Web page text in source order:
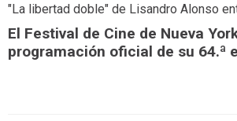
"La libertad doble" de Lisandro Alonso
El Festival de Cine de Nueva
programación oficial de su 64.ª